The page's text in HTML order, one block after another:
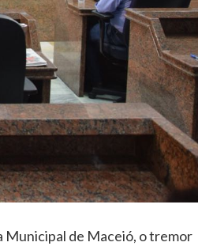
Municipal de Maceió, o tremor